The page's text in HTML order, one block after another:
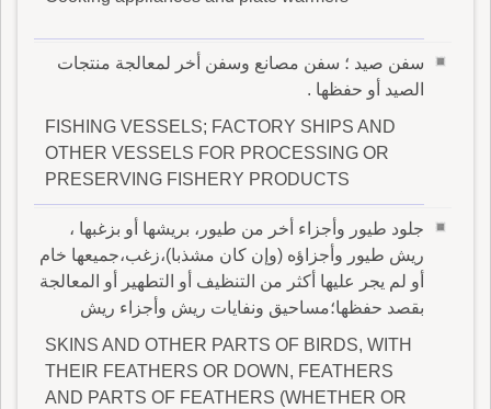
سفن صيد ؛ سفن مصانع وسفن أخر لمعالجة منتجات
الصيد أو حفظها .
FISHING VESSELS; FACTORY SHIPS AND
OTHER VESSELS FOR PROCESSING OR
PRESERVING FISHERY PRODUCTS
جلود طيور وأجزاء أخر من طيور، بريشها أو بزغبها ،
ريش طيور وأجزاؤه (وإن كان مشذبا)،زغب،جميعها خام
أو لم يجر عليها أكثر من التنظيف أو التطهير أو المعالجة
بقصد حفظها؛مساحيق ونفايات ريش وأجزاء ريش
SKINS AND OTHER PARTS OF BIRDS, WITH
THEIR FEATHERS OR DOWN, FEATHERS
AND PARTS OF FEATHERS (WHETHER OR